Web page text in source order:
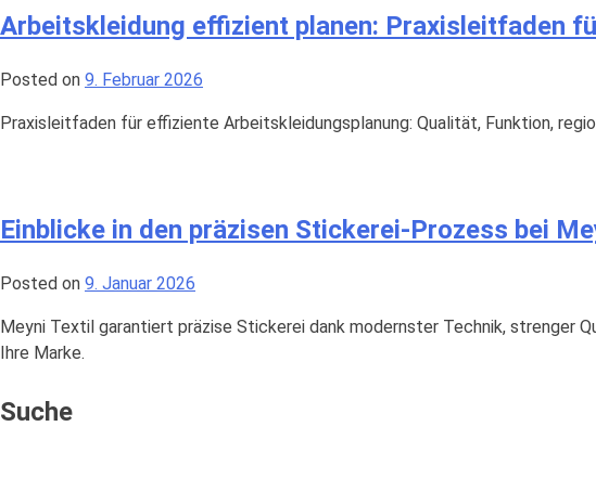
Arbeitskleidung effizient planen: Praxisleitfaden
Posted on 9. Februar 2026
Praxisleitfaden für effiziente Arbeitskleidungsplanung: Qualität, Funktion,
Einblicke in den präzisen Stickerei-Prozess bei
Posted on 9. Januar 2026
Meyni Textil garantiert präzise Stickerei dank modernster Technik, strenger
Ihre Marke.
Suche